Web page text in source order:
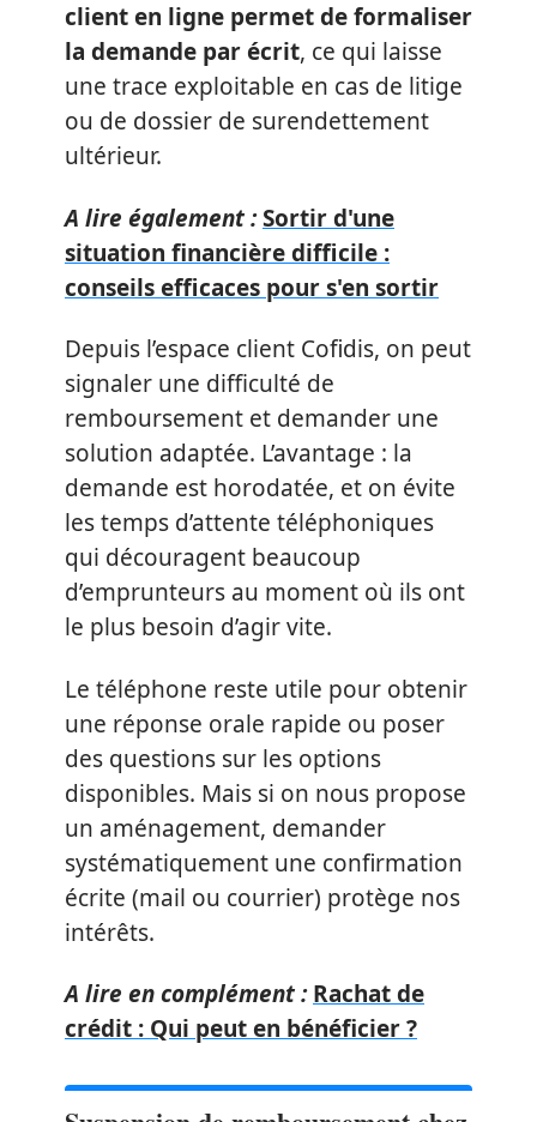
client en ligne permet de formaliser
la demande par écrit, ce qui laisse
une trace exploitable en cas de litige
ou de dossier de surendettement
ultérieur.
A lire également :Sortir d'une
situation financière difficile :
conseils efficaces pour s'en sortir
Depuis l’espace client Cofidis, on peut
signaler une difficulté de
remboursement et demander une
solution adaptée. L’avantage : la
demande est horodatée, et on évite
les temps d’attente téléphoniques
qui découragent beaucoup
d’emprunteurs au moment où ils ont
le plus besoin d’agir vite.
Le téléphone reste utile pour obtenir
une réponse orale rapide ou poser
des questions sur les options
disponibles. Mais si on nous propose
un aménagement, demander
systématiquement une confirmation
écrite (mail ou courrier) protège nos
intérêts.
A lire en complément : Rachat de
crédit : Qui peut en bénéficier ?